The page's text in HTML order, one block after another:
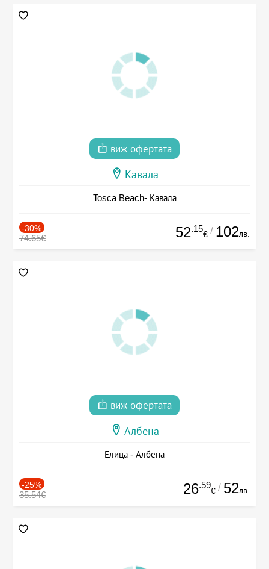
виж офертата
Кавала
Tosca Beach- Кавала
-30%
74.65€ 52.15
€ / 102лв.
виж офертата
Албена
Елица - Албена
-25%
35.54€ 26.59
€ / 52лв.